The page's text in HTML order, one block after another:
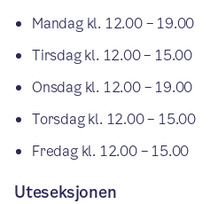
Mandag kl. 12.00 – 19.00
Tirsdag kl. 12.00 – 15.00
Onsdag kl. 12.00 – 19.00
Torsdag kl. 12.00 – 15.00
Fredag kl. 12.00 – 15.00
Uteseksjonen